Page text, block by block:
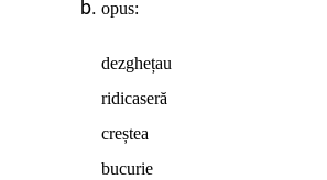
opus:
dezghețau
ridicaseră
creștea
bucurie